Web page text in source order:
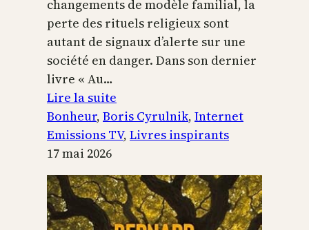
changements de modèle familial, la
perte des rituels religieux sont
autant de signaux d’alerte sur une
société en danger. Dans son dernier
livre « Au…
Lire la suite
Boris
Cyrulnik,
petits
bonheurs
Bonheur, Boris Cyrulnik, Internet
Emissions TV, Livres inspirants
17 mai 2026